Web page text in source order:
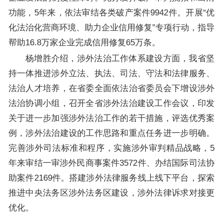
功能，5年来，依法审结各类破产案件9942件。开展“优
化法治化营商环境、助力企业信用修复”专项行动，指导
帮助16.8万家企业完成信用修复65万条。
杨增胜介绍，涉外法治工作体系建设方面，我省坚
持一体推进涉外立法、执法、司法、守法和法律服务、
法治人才培养，在省委全面依法治省委员会下增设涉外
法治协调小组，召开全省涉外法治建设工作会议，印发
关于进一步加强涉外法治工作的若干措施，评选优秀案
例，涉外法治建设的工作思路和重点任务进一步明确。
完善涉外司法标准和程序，实施涉外审判精品战略，5
年来审结一审涉外民商事案件3572件、办结国际司法协
助案件2169件。搭建涉外法律服务线上线下平台，探索
推进中央法务区涉外法务区建设，涉外法律诉求对接更
优化。